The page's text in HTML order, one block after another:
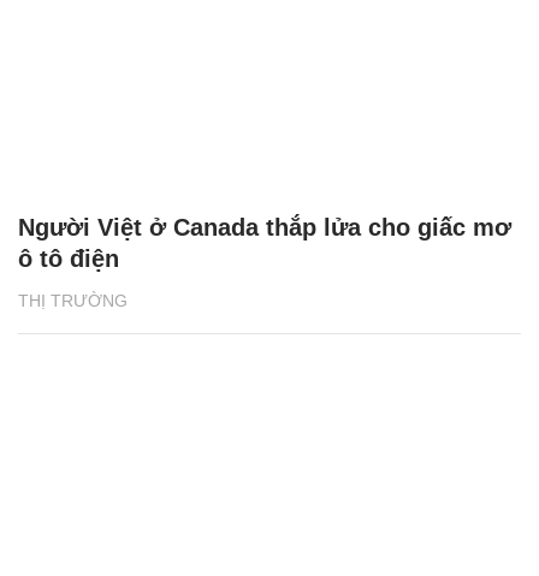
THỊ TRƯỜNG
Người Việt ở Canada thắp lửa cho giấc mơ
ô tô điện